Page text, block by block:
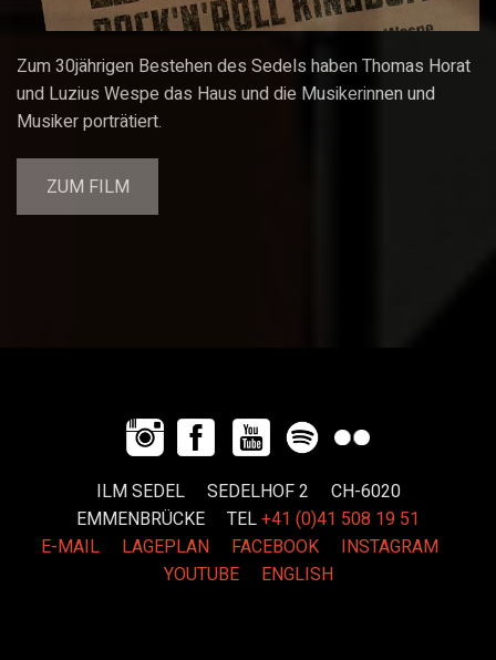
Zum 30jährigen Bestehen des Sedels haben Thomas Horat
und Luzius Wespe das Haus und die Musikerinnen und
Musiker porträtiert.
ZUM FILM
ILM SEDEL SEDELHOF 2 CH-6020
EMMENBRÜCKE TEL+41 (0)41 508 19 51
E-MAIL
LAGEPLAN FACEBOOK
INSTAGRAM
YOUTUBE
ENGLISH